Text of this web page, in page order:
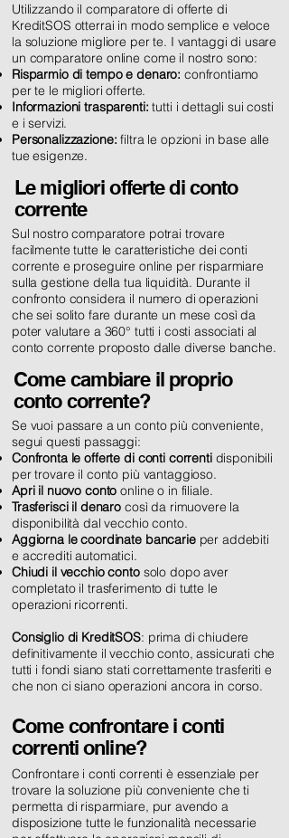
Utilizzando il comparatore di offerte di
KreditSOS otterrai in modo semplice e veloce
la soluzione migliore per te. I vantaggi di usare
un comparatore online come il nostro sono:
Risparmio di tempo e denaro: confrontiamo
per te le migliori offerte.
Informazioni trasparenti: tutti i dettagli sui costi
e i servizi.
Personalizzazione: filtra le opzioni in base alle
tue esigenze.
Le migliori offerte di conto
corrente
Sul nostro comparatore potrai trovare
facilmente tutte le caratteristiche dei conti
corrente e proseguire online per risparmiare
sulla gestione della tua liquidità. Durante il
confronto considera il numero di operazioni
che sei solito fare durante un mese così da
poter valutare a 360° tutti i costi associati al
conto corrente proposto dalle diverse banche.
Come cambiare il proprio
conto corrente?
Se vuoi passare a un conto più conveniente,
segui questi passaggi:
Confronta le offerte di conti correntidisponibili
per trovare il conto più vantaggioso.
Apri il nuovo contoonline o in filiale.
Trasferisci il denaro così da rimuovere la
disponibilità dal vecchio conto.
Aggiorna le coordinate bancarie per addebiti
e accrediti automatici.
Chiudi il vecchio conto solo dopo aver
completato il trasferimento di tutte le
operazioni ricorrenti.
Consiglio di KreditSOS: prima di chiudere
definitivamente il vecchio conto, assicurati che
tutti i fondi siano stati correttamente trasferiti e
che non ci siano operazioni ancora in corso.
Come confrontare i conti
correnti online?
Confrontare i conti correnti è essenziale per
trovare la soluzione più conveniente che ti
permetta di risparmiare, pur avendo a
disposizione tutte le funzionalità necessarie